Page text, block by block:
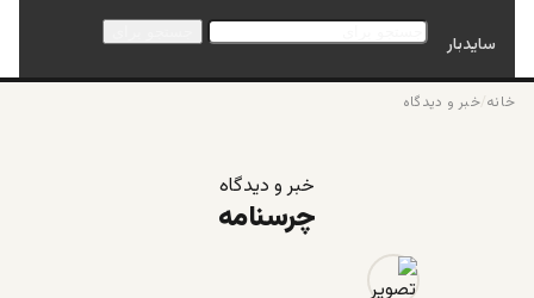
سایدبار
خانه /خبر و دیدگاه
خبر و دیدگاه
چرسنامه